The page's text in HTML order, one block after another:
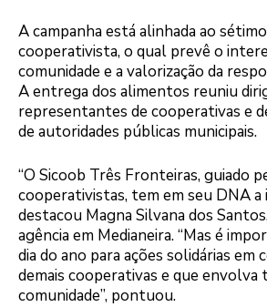
A campanha está alinhada ao
cooperativista, o qual prevê o
comunidade e a valorização da
A entrega dos alimentos reuniu
representantes de cooperativas e
de autoridades públicas municipais.
“O Sicoob Três Fronteiras, guiado
cooperativistas, tem em seu DNA a
destacou Magna Silvana dos
agência em Medianeira. “Mas é
dia do ano para ações solidárias em
demais cooperativas e que envolva
comunidade”, pontuou.